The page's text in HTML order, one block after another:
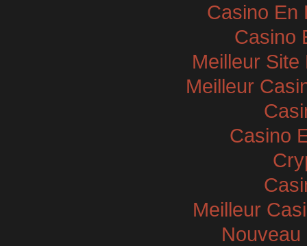
Casino En
Casino
Meilleur
Meilleur
Casino
Meilleur